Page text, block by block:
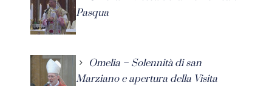
Pasqua
Omelia – Solennità di san
Marziano e apertura della Visita